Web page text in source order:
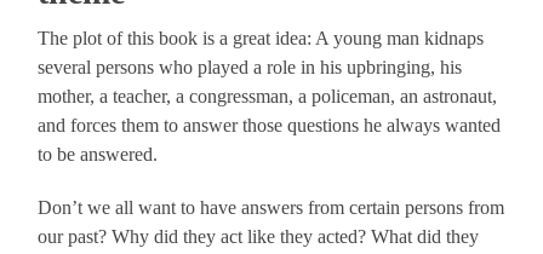
The plot of this book is a great idea: A young man kidnaps
several persons who played a role in his upbringing, his
mother, a teacher, a congressman, a policeman, an astronaut,
and forces them to answer those questions he always wanted
to be answered.
Don’t we all want to have answers from certain persons from
our past? Why did they act like they acted? What did they